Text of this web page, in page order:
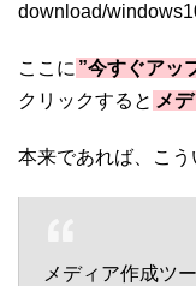
download/
ここに ”今すぐアッ
クリックすると メ
本来であれば、こう
メディア作成ツ